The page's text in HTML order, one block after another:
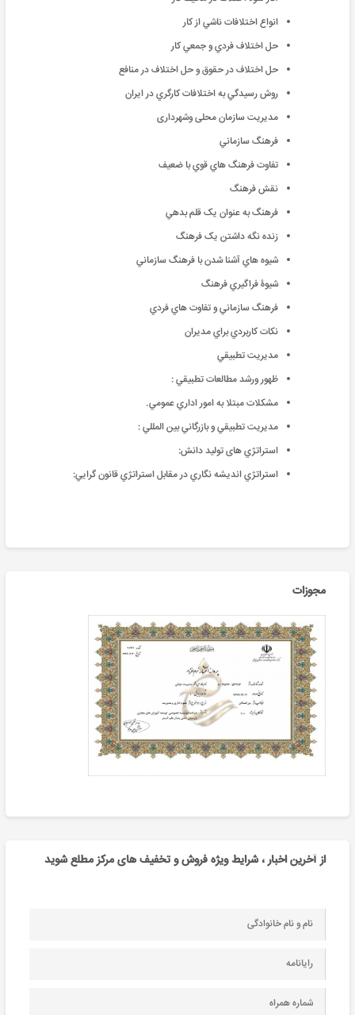
انواع اختلافات ناشي از كار
حل اختلاف فردي و جمعي كار
حل اختلاف در حقوق و حل اختلاف در منافع
روش رسيدگي به اختلافات كارگري در ايران
مدیریت سازمان محلی وشهرداری
فرهنگ سازماني
تفاوت فرهنگ هاي قوي با ضعيف
نقش فرهنگ
فرهنگ به عنوان يک قلم بدهي
زنده نگه داشتن يک فرهنگ
شيوه هاي آشنا شدن با فرهنگ سازماني
شيوۀ فراگيري فرهنگ
فرهنگ سازماني و تفاوت هاي فردي
نکات کاربردي براي مديران
مديريت تطبیقي
ظهور ورشد مطالعات تطبیقي :
مشكلات مبتلا به امور اداري عمومي.
مديريت تطبیقي و بازرگاني بین المللي :
استراتژي های تولید دانش:
استراتژي انديشه نگاري در مقابل استراتژي قانون گرايي:
مجوزات
از آخرین اخبار ، شرایط ویژه فروش و تخفیف های مرکز مطلع شوید